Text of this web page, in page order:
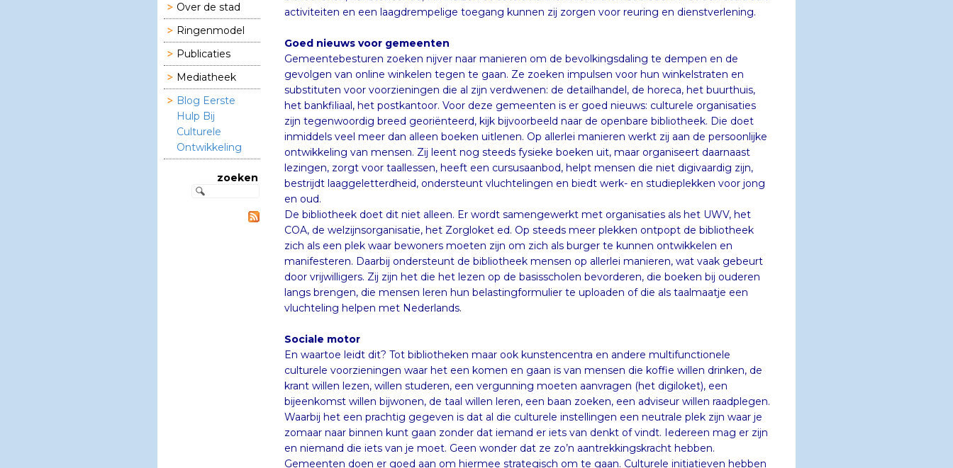
Over de stad
Ringenmodel
Publicaties
Mediatheek
Blog Eerste
Hulp Bij
Culturele
Ontwikkeling
zoeken
activiteiten en een laagdrempelige toegang kunnen zij zorgen voor reuring en dienstverlening.
Goed nieuws voor gemeenten
Gemeentebesturen zoeken nijver naar manieren om de bevolkingsdaling te dempen en de
gevolgen van online winkelen tegen te gaan. Ze zoeken impulsen voor hun winkelstraten en
substituten voor voorzieningen die al zijn verdwenen: de detailhandel, de horeca, het buurthuis,
het bankfiliaal, het postkantoor. Voor deze gemeenten is er goed nieuws: culturele organisaties
zijn tegenwoordig breed georiënteerd, kijk bijvoorbeeld naar de openbare bibliotheek. Die doet
inmiddels veel meer dan alleen boeken uitlenen. Op allerlei manieren werkt zij aan de persoonlijke
ontwikkeling van mensen. Zij leent nog steeds fysieke boeken uit, maar organiseert daarnaast
lezingen, zorgt voor taallessen, heeft een cursusaanbod, helpt mensen die niet digivaardig zijn,
bestrijdt laaggeletterdheid, ondersteunt vluchtelingen en biedt werk- en studieplekken voor jong
en oud.
De bibliotheek doet dit niet alleen. Er wordt samengewerkt met organisaties als het UWV, het
COA, de welzijnsorganisatie, het Zorgloket ed. Op steeds meer plekken ontpopt de bibliotheek
zich als een plek waar bewoners moeten zijn om zich als burger te kunnen ontwikkelen en
manifesteren. Daarbij ondersteunt de bibliotheek mensen op allerlei manieren, wat vaak gebeurt
door vrijwilligers. Zij zijn het die het lezen op de basisscholen bevorderen, die boeken bij ouderen
langs brengen, die mensen leren hun belastingformulier te uploaden of die als taalmaatje een
vluchteling helpen met Nederlands.
Sociale motor
En waartoe leidt dit? Tot bibliotheken maar ook kunstencentra en andere multifunctionele
culturele voorzieningen waar het een komen en gaan is van mensen die koffie willen drinken, de
krant willen lezen, willen studeren, een vergunning moeten aanvragen (het digiloket), een
bijeenkomst willen bijwonen, de taal willen leren, een baan zoeken, een adviseur willen raadplegen.
Waarbij het een prachtig gegeven is dat al die culturele instellingen een neutrale plek zijn waar je
zomaar naar binnen kunt gaan zonder dat iemand er iets van denkt of vindt. Iedereen mag er zijn
en niemand die iets van je moet. Geen wonder dat ze zo’n aantrekkingskracht hebben.
Gemeenten doen er goed aan om hiermee strategisch om te gaan. Culturele initiatieven hebben
de potentie om de reuring terug te brengen in winkelstraten die wegkwijnen en in stadskernen die
uitdoven. De gemeente hoeft daarvoor maar twee dingen te doen: een centraal gelegen gebouw
(liefst een pand met uitstraling) beschikbaar stellen en de culturele organisatie aansporen om zich
met behulp van vrijwilligers en partners te ontpoppen als sociale motor. Culturele organisaties
maken een woongebied interessant en levendig. En tegelijkertijd kunnen zij een belangrijke
samenbindende functie vervullen voor de lokale bevolking als plek van ontmoeting, contact en
uitwisseling: belangrijk in een tijd waarin individualisering en culturele diversiteit soms leiden tot